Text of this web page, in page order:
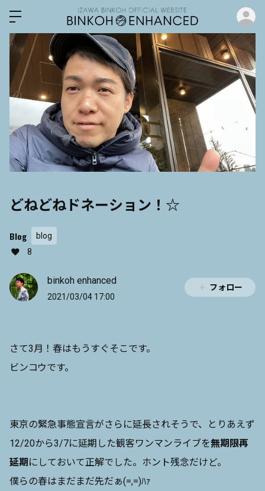
どねどねドネーション！☆
Blog
blog
8
binkoh enhanced
2021/03/04 17:00
フォロー
さて3月！春はもうすぐそこです。
ビンコウです。
東京の緊急事態宣言がさらに延長されそうで、とりあえず
12/20から3/7に延期した観客ワンマンライブを無期限再
延期 にしておいて正解でした。ホント残念だけど。
僕らの春はまだまだ先だぁ(=,=)ﾊｧ